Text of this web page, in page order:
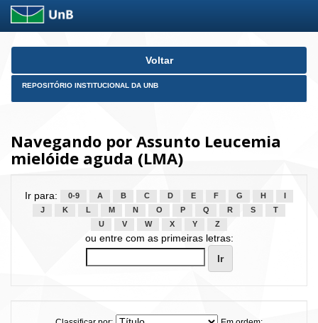
Skip
Voltar
REPOSITÓRIO INSTITUCIONAL DA UNB
Navegando por Assunto Leucemia
mielóide aguda (LMA)
Ir para: 0-9 A B C D E F G H
J
K L M N O P Q R S
T
U
V W X Y Z
ou entre com as primeiras letras: